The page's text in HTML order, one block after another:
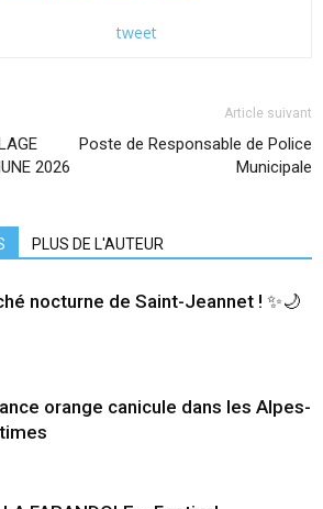
tweet
2026
Article suivant
Poste de Responsable de Police
Municipale
PLUS DE L'AUTEUR
nocturne de Saint-Jeannet ! ✨🌙
orange canicule dans les Alpes-